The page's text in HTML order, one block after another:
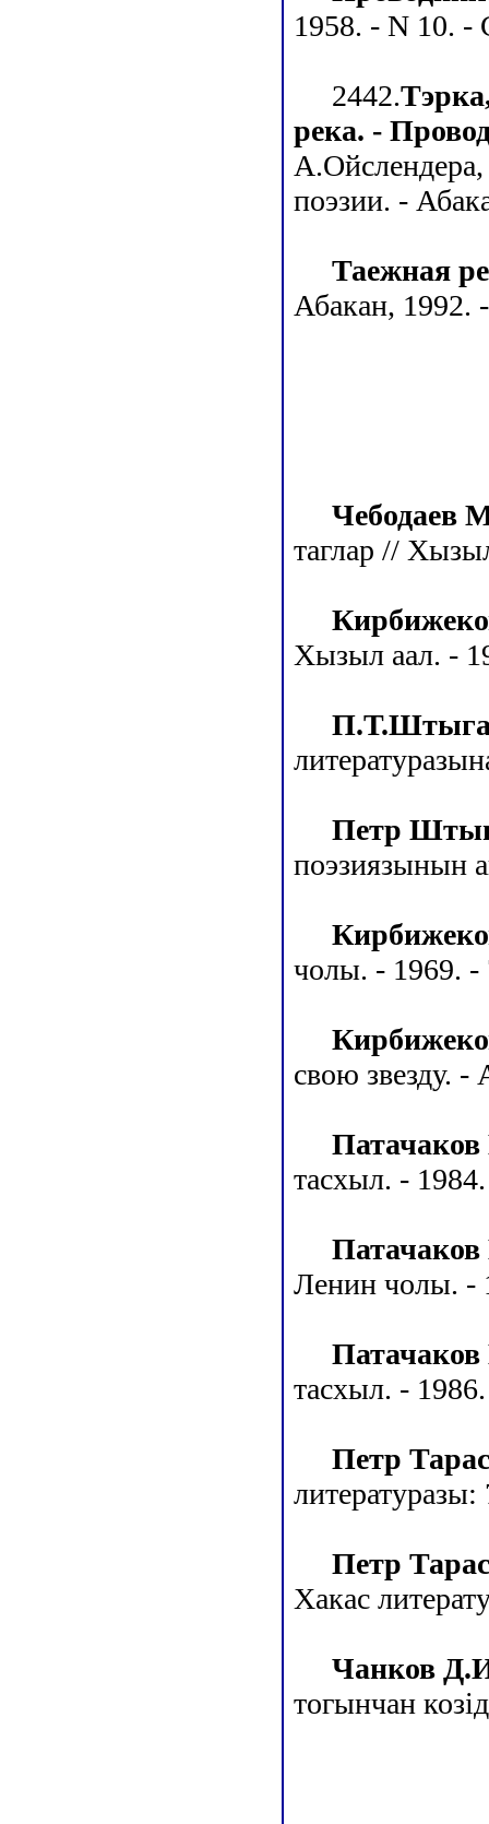
1958. - N 10. -
2442.
река. -
поэзии. -
Таежная
Абакан, 1992.
Чебодаев
таглар //
Хызыл аал. -
Петр
поэзиязынын
чолы. - 1969. -
свою звезду.
тасхыл. -
Ленин чолы. -
тасхыл. -
Петр
Петр
Хакас
Чанков
тогынчан